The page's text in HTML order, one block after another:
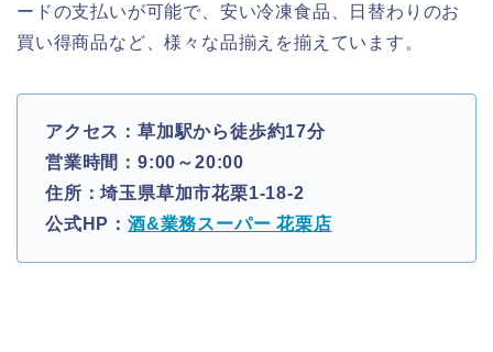
ードの支払いが可能で、安い冷凍食品、日替わりのお
買い得商品など、様々な品揃えを揃えています。
アクセス：草加駅から徒歩約17分
営業時間：9:00～20:00
住所：埼玉県草加市花栗1-18-2
公式HP： 酒&業務スーパー 花栗店